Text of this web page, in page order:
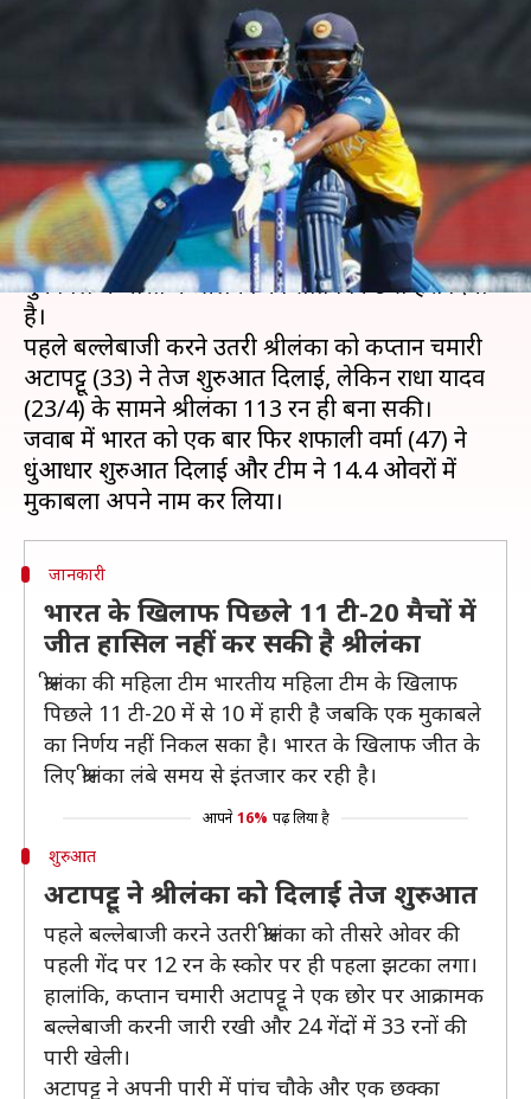
महिला टी-20 विश्व कप: श्रीलंका को
हराकर भारत ने जीता लगातार चौथा
Feb 29, 2020 12:32 pm
क्या है खबर?
महिला टी-20 विश्व कप 2020 के अपने आखिरी ग्रुप स्टेज
मुकाबले में भारत ने श्रीलंका को सात विकेट से हरा दिया
है।
पहले बल्लेबाजी करने उतरी श्रीलंका को कप्तान चमारी
अटापट्टू (33) ने तेज शुरुआत दिलाई, लेकिन राधा यादव
(23/4) के सामने श्रीलंका 113 रन ही बना सकी।
जवाब में भारत को एक बार फिर शफाली वर्मा (47) ने
धुंआधार शुरुआत दिलाई और टीम ने 14.4 ओवरों में
जानकारी
भारत के खिलाफ पिछले 11 टी-20 मैचों में
जीत हासिल नहीं कर सकी है श्रीलंका
श्रीलंका की महिला टीम भारतीय महिला टीम के खिलाफ
पिछले 11 टी-20 में से 10 में हारी है जबकि एक मुकाबले
का निर्णय नहीं निकल सका है। भारत के खिलाफ जीत के
लिए श्रीलंका लंबे समय से इंतजार कर रही है।
आपने 16% पढ़ लिया है
शुरुआत
अटापट्टू ने श्रीलंका को दिलाई तेज शुरुआत
पहले बल्लेबाजी करने उतरी श्रीलंका को तीसरे ओवर की
पहली गेंद पर 12 रन के स्कोर पर ही पहला झटका लगा।
हालांकि, कप्तान चमारी अटापट्टू ने एक छोर पर आक्रामक
बल्लेबाजी करनी जारी रखी और 24 गेंदों में 33 रनों की
पारी खेली।
अटापट्टू ने अपनी पारी में पांच चौके और एक छक्का